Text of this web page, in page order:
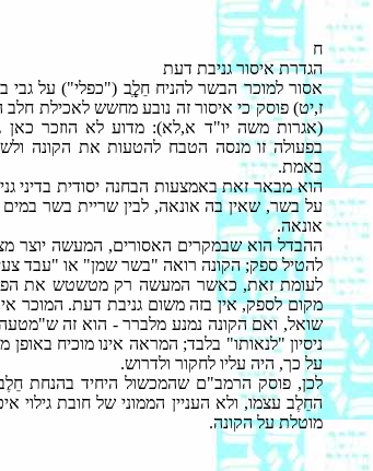
ח
הגדרת איסור גניבת דעת
אסור למוכר הבשר להניח חֵלֶֶֶֶֶב ("כפלי") על גבי
ז,יט) פוסק כי איסור זה נובע מחשש לאכילת
(אגרות משה יו"ד א,לא): מדוע לא הוזכר
בפעולה זו מנסה הטבח להטעות את הקונה
באמת.
הוא מבאר זאת באמצעות הבחנה יסודית בדיני
על בשר, שאין בה אונאה, לבין שריית בשר
אונאה.
ההבדל הוא שבמקרים האסורים, המעשה יוצר
להטיל ספק; הקונה רואה "בשר שמן" או "עבד
לעומת זאת, כאשר המעשה רק מטשטש את
מקום לספק, אין בזה משום גניבת דעת. המוכר
שואל, ואם הקונה נמנע מלברר - הוא זה
ניסיון "לנאותו" בלבד; המראה אינו מוכיח
על כך, היה עליו לחקור ולדרוש.
לכן, פוסק הרמב"ם שהמכשול היחיד בהנחת
החֵלֶב עצמו, ולא העניין הממוני של חובת גילוי
מוטלת על הקונה.